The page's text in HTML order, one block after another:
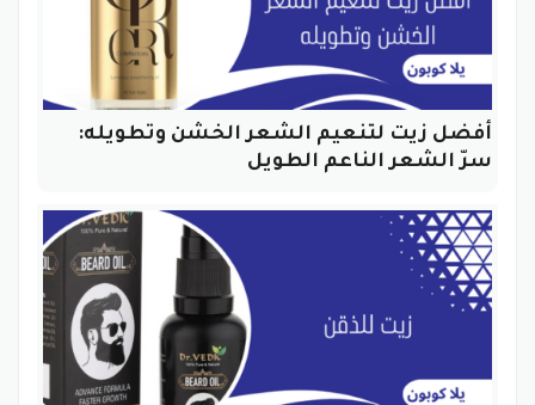
أفضل زيت لتنعيم الشعر الخشن وتطويله:
سرّ الشعر الناعم الطويل